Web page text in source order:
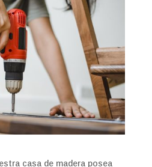
casa de madera posea